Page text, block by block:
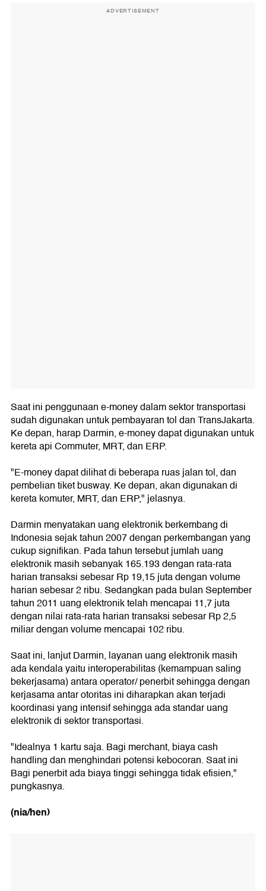
ADVERTISEMENT
Saat ini penggunaan e-money dalam sektor transportasi
sudah digunakan untuk pembayaran tol dan TransJakarta.
Ke depan, harap Darmin, e-money dapat digunakan untuk
kereta api Commuter, MRT, dan ERP.
"E-money dapat dilihat di beberapa ruas jalan tol, dan
pembelian tiket busway. Ke depan, akan digunakan di
kereta komuter, MRT, dan ERP," jelasnya.
Darmin menyatakan uang elektronik berkembang di
Indonesia sejak tahun 2007 dengan perkembangan yang
cukup signifikan. Pada tahun tersebut jumlah uang
elektronik masih sebanyak 165.193 dengan rata-rata
harian transaksi sebesar Rp 19,15 juta dengan volume
harian sebesar 2 ribu. Sedangkan pada bulan September
tahun 2011 uang elektronik telah mencapai 11,7 juta
dengan nilai rata-rata harian transaksi sebesar Rp 2,5
miliar dengan volume mencapai 102 ribu.
Saat ini, lanjut Darmin, layanan uang elektronik masih
ada kendala yaitu interoperabilitas (kemampuan saling
bekerjasama) antara operator/ penerbit sehingga dengan
kerjasama antar otoritas ini diharapkan akan terjadi
koordinasi yang intensif sehingga ada standar uang
elektronik di sektor transportasi.
"Idealnya 1 kartu saja. Bagi merchant, biaya cash
handling dan menghindari potensi kebocoran. Saat ini
Bagi penerbit ada biaya tinggi sehingga tidak efisien,"
pungkasnya.
(nia/hen)